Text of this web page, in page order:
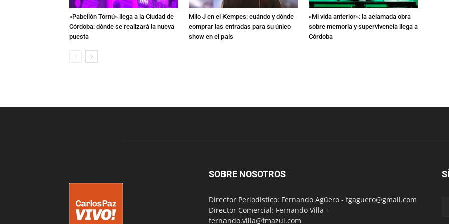
«Pabellón Tornú» llega a la Ciudad de
Córdoba: dónde se realizará la nueva
puesta
Milo J en el Kempes: cuándo y dónde
comprar las entradas para su único
show en el país
«Mi vida anterior»: la aclamada obra
sobre memoria y supervivencia llega a
Córdoba
SOBRE NOSOTROS
Director Periodístico: Fernando Agüero - fgaguero@gmail.com
Director Comercial: Fernando Villa -
fernando.villa@fmazul.com